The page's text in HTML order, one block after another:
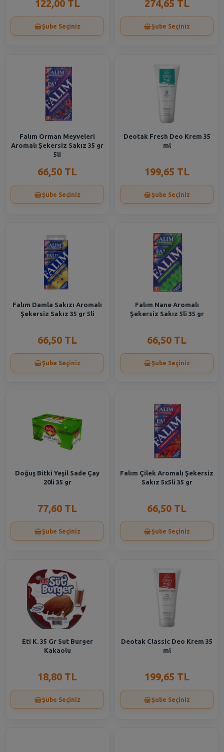
122,00 TL
Şube Seçiniz
274,65 TL
Şube Seçiniz
Falım Orman Meyveleri
Aromalı Şekersiz Sakız 35 gr
5li
66,50 TL
Şube Seçiniz
Deotak Fresh Deo Krem 35
ml
199,65 TL
Şube Seçiniz
Falım Damla Sakızı Aromalı
Şekersiz Sakız 35 gr 5li
66,50 TL
Şube Seçiniz
Falım Nane Aromalı
Şekersiz Sakız 5li 35 gr
66,50 TL
Şube Seçiniz
Doğuş Bitki Yeşil Sade Çay
20li 35 gr
77,60 TL
Şube Seçiniz
Falım Çilek Aromalı Şekersiz
Sakız 5x5li 35 gr
66,50 TL
Şube Seçiniz
Eti K. 35 Gr Sut Burger
Kakaolu
18,80 TL
Şube Seçiniz
Deotak Classic Deo Krem 35
ml
199,65 TL
Şube Seçiniz